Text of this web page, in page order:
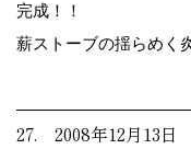
完成！！
薪ストーブの揺らめ
27. 2008年12月13日